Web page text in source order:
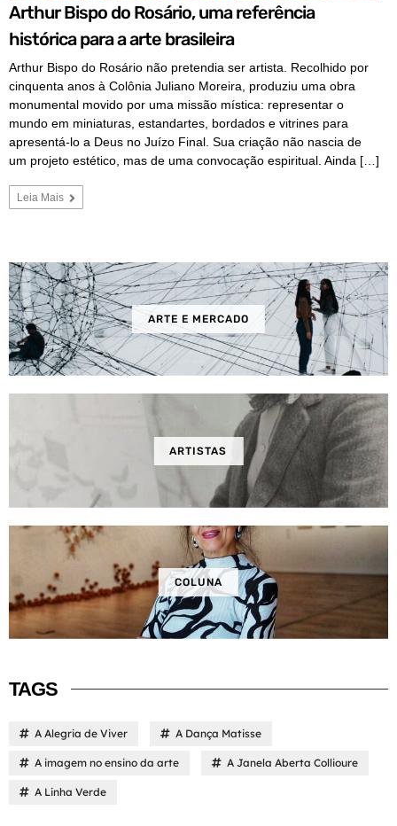
Arthur Bispo do Rosário, uma referência
histórica para a arte brasileira
Arthur Bispo do Rosário não pretendia ser artista. Recolhido por
cinquenta anos à Colônia Juliano Moreira, produziu uma obra
monumental movido por uma missão mística: representar o
mundo em miniaturas, estandartes, bordados e vitrines para
apresentá-lo a Deus no Juízo Final. Sua criação não nascia de
um projeto estético, mas de uma convocação espiritual. Ainda […]
Leia Mais
ARTE E MERCADO
ARTISTAS
COLUNA
TAGS
A Alegria de Viver A Dança Matisse
A imagem no ensino da arte A Janela Aberta Collioure
A Linha Verde